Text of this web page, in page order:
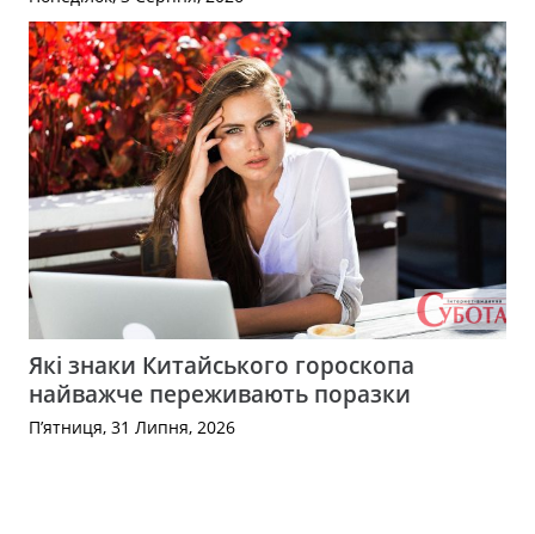
Які знаки Китайського гороскопа
найважче переживають поразки
П’ятниця, 31 Липня, 2026